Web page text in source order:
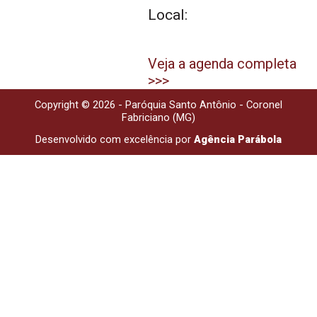
Local:
Veja a agenda completa
>>>
Copyright © 2026 - Paróquia Santo Antônio - Coronel
Fabriciano (MG)
Desenvolvido com excelência por Agência Parábola